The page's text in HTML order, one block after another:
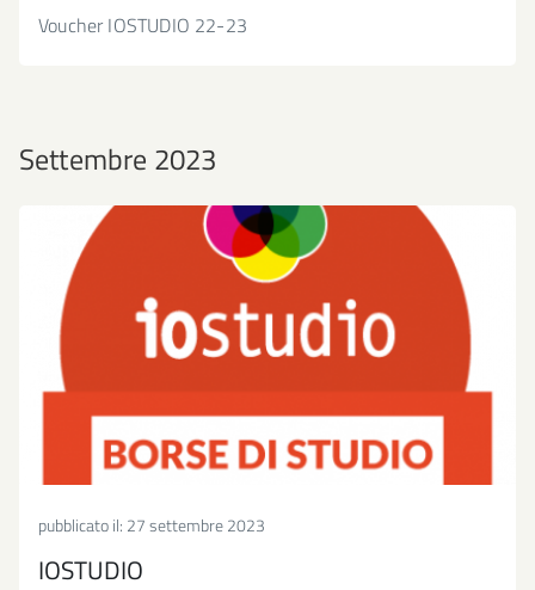
Voucher IOSTUDIO 22-23
Settembre 2023
pubblicato il: 27 settembre 2023
IOSTUDIO